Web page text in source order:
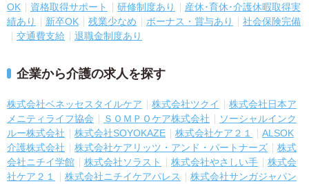
OK
資格取得サポート 研修制度あり
産休･育休･介護休暇取得実
績あり
新卒OK 残業少なめ ボーナス・賞与あり
社会保険完備
交通費支給
退職金制度あり
企業から介護の求人を探す
株式会社ベネッセスタイルケア 株式会社ツクイ
株式会社日本ア
メニティライフ協会
ＳＯＭＰＯケア株式会社
ソーシャルインク
ルー株式会社
株式会社SOYOKAZE 株式会社ケア２１
ALSOK
介護株式会社
株式会社ケアリッツ・アンド・パートナーズ
株式
会社ニチイ学館
株式会社ソラスト 株式会社やさしい手
株式会
社ケア２１
株式会社ニチイケアパレス
株式会社サンガジャパン